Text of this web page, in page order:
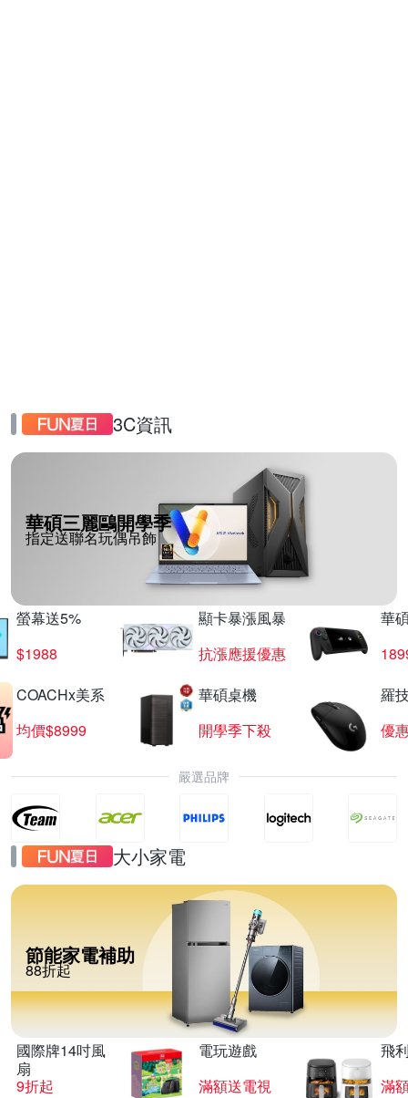
3C資訊
華碩三麗鷗開學季
指定送聯名玩偶吊飾
螢幕送5%
$1988
顯卡暴漲風暴
抗漲應援優惠
華
COACHx美系
均價$8999
華碩桌機
開學季下殺
羅
優
嚴選品牌
大小家電
節能家電補助
88折起
國際牌14吋風
扇
9折起
電玩遊戲
滿額送電視
飛
滿